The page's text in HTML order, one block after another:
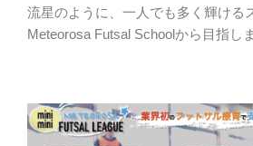
流星のように、一人でも多く輝ける
Meteorosa Futsal Schoolから目指し